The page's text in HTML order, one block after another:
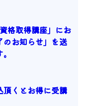
格取得講座」にお
のお知らせ」を送
くとお得に受講